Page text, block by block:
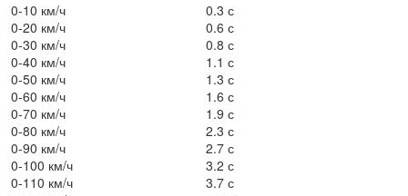
0-10 км/ч
0.3 с
0-20 км/ч
0.6 с
0-30 км/ч
0.8 с
0-40 км/ч
1.1 с
0-50 км/ч
1.3 с
0-60 км/ч
1.6 с
0-70 км/ч
1.9 с
0-80 км/ч
2.3 с
0-90 км/ч
2.7 с
0-100 км/ч
3.2 с
0-110 км/ч
3.7 с